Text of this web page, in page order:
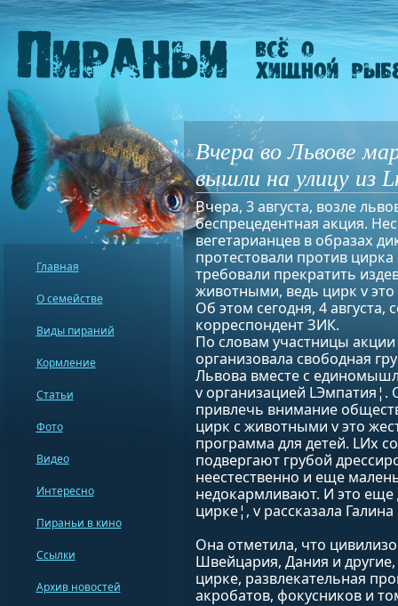
Вчера во Львове
вышли на улицу из
Вчера, 3 августа, возле
беспрецедентная акция.
вегетарианцев в образах
протестовали против
требовали прекратить
животными, ведь цирк v это
Об этом сегодня, 4 августа,
корреспондент ЗИК.
По словам участницы
организовала свободная
Львова вместе с
v организацией LЭмпатия¦.
привлечь внимание
цирк с животными v это
программа для детей. LИх
подвергают грубой
неестественно и еще
недокармливают. И это
цирке¦, v рассказала Галина
Она отметила, что
Швейцария, Дания и
цирке, развлекательная
акробатов, фокусников и
Главная
О семействе
Виды пираний
Кормление
Статьи
Фото
Видео
Интересно
Пираньи в кино
Ссылки
Архив новостей